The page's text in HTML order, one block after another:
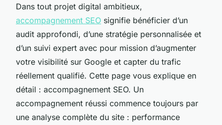
Dans tout projet digital ambitieux,
accompagnement SEO signifie bénéficier d’un
audit approfondi, d’une stratégie personnalisée et
d’un suivi expert avec pour mission d’augmenter
votre visibilité sur Google et capter du trafic
réellement qualifié. Cette page vous explique en
détail : accompagnement SEO. Un
accompagnement réussi commence toujours par
une analyse complète du site : performance